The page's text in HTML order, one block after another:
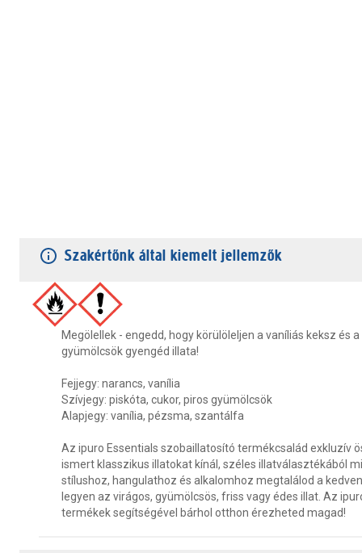
Szakértőnk által kiemelt jellemzők
Megölellek - engedd, hogy körülöleljen a vaníliás keksz és
gyümölcsök gyengéd illata!
Fejjegy: narancs, vanília
Szívjegy: piskóta, cukor, piros gyümölcsök
Alapjegy: vanília, pézsma, szantálfa
Az ipuro Essentials szobaillatosító termékcsalád exkluzív
ismert klasszikus illatokat kínál, széles illatválasztékából
stílushoz, hangulathoz és alkalomhoz megtalálod a
legyen az virágos, gyümölcsös, friss vagy édes illat. Az
termékek segítségével bárhol otthon érezheted magad!